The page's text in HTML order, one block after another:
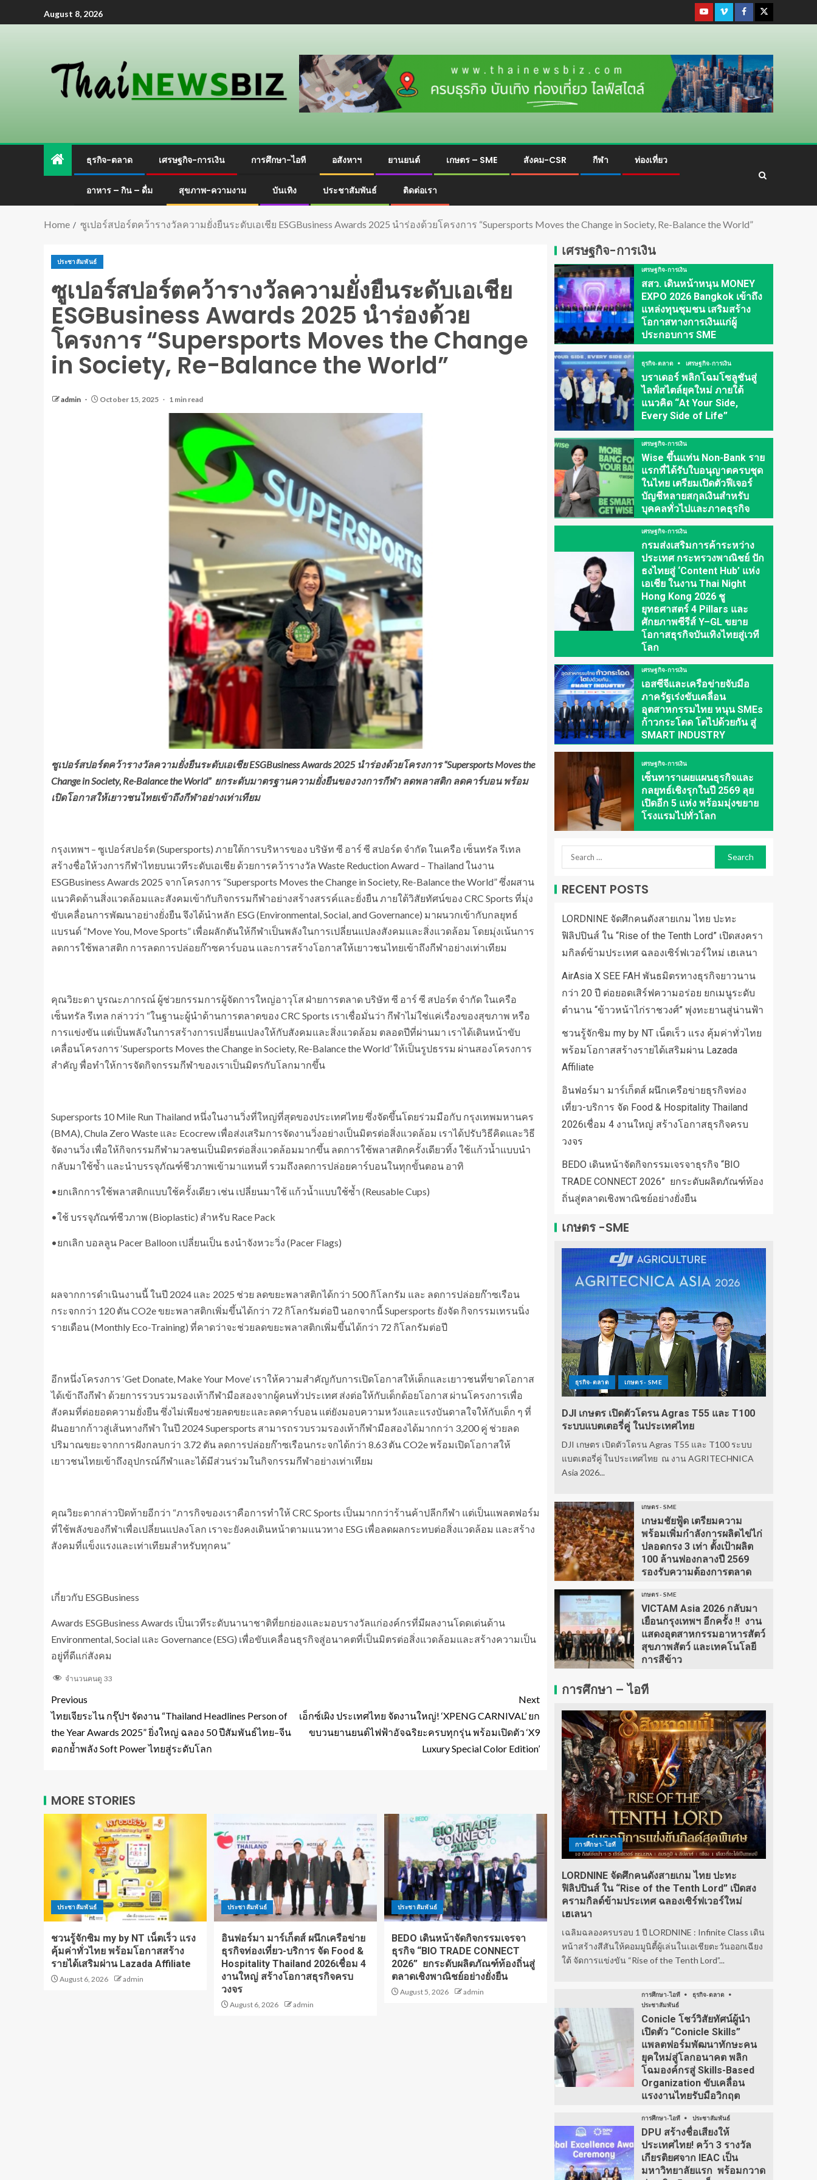
August 8, 2026
ธุรกิจ-ตลาด เศรษฐกิจ-การเงิน การศึกษา-ไอที อสังหาฯ ยานยนต์ เกษตร – SME สังคม-CSR กีฬา ท่องเที่ยว
อาหาร – กิน – ดื่ม สุขภาพ-ความงาม บันเทิง ประชาสัมพันธ์ ติดต่อเรา
Home ซูเปอร์สปอร์ตคว้ารางวัลความยั่งยืนระดับเอเชีย ESGBusiness Awards 2025 นำร่องด้วยโครงการ “Supersports Moves the Change in Society, Re-Balance the World”
ประชาสัมพันธ์
ซูเปอร์สปอร์ตคว้ารางวัลความยั่งยืนระดับเอเชีย
ESGBusiness Awards 2025 นำร่องด้วย
โครงการ “Supersports Moves the Change
in Society, Re-Balance the World”
admin October 15, 2025 1 min read
ซูเปอร์สปอร์ตคว้ารางวัลความยั่งยืนระดับเอเชีย ESGBusiness Awards 2025 นำร่องด้วยโครงการ “Supersports Moves the
Change in Society, Re-Balance the World” ยกระดับมาตรฐานความยั่งยืนของวงการกีฬา ลดพลาสติก ลดคาร์บอน พร้อม
เปิดโอกาสให้เยาวชนไทยเข้าถึงกีฬาอย่างเท่าเทียม
กรุงเทพฯ – ซูเปอร์สปอร์ต (Supersports) ภายใต้การบริหารของ บริษัท ซี อาร์ ซี สปอร์ต จำกัด ในเครือ เซ็นทรัล รีเทล
สร้างชื่อให้วงการกีฬาไทยบนเวทีระดับเอเชีย ด้วยการคว้ารางวัล Waste Reduction Award – Thailand ในงาน
ESGBusiness Awards 2025 จากโครงการ “Supersports Moves the Change in Society, Re-Balance the World” ซึ่งผสาน
แนวคิดด้านสิ่งแวดล้อมและสังคมเข้ากับกิจกรรมกีฬาอย่างสร้างสรรค์และยั่งยืน ภายใต้วิสัยทัศน์ของ CRC Sports ที่มุ่ง
ขับเคลื่อนการพัฒนาอย่างยั่งยืน จึงได้นำหลัก ESG (Environmental, Social, and Governance) มาผนวกเข้ากับกลยุทธ์
แบรนด์ “Move You, Move Sports” เพื่อผลักดันให้กีฬาเป็นพลังในการเปลี่ยนแปลงสังคมและสิ่งแวดล้อม โดยมุ่งเน้นการ
ลดการใช้พลาสติก การลดการปล่อยก๊าซคาร์บอน และการสร้างโอกาสให้เยาวชนไทยเข้าถึงกีฬาอย่างเท่าเทียม
คุณวิยะดา บูรณะภากรณ์ ผู้ช่วยกรรมการผู้จัดการใหญ่อาวุโส ฝ่ายการตลาด บริษัท ซี อาร์ ซี สปอร์ต จำกัด ในเครือ
เซ็นทรัล รีเทล กล่าวว่า “ในฐานะผู้นำด้านการตลาดของ CRC Sports เราเชื่อมั่นว่า กีฬาไม่ใช่แค่เรื่องของสุขภาพ หรือ
การแข่งขัน แต่เป็นพลังในการสร้างการเปลี่ยนแปลงให้กับสังคมและสิ่งแวดล้อม ตลอดปีที่ผ่านมา เราได้เดินหน้าขับ
เคลื่อนโครงการ ‘Supersports Moves the Change in Society, Re-Balance the World’ ให้เป็นรูปธรรม ผ่านสองโครงการ
สำคัญ พื่อทำให้การจัดกิจกรรมกีฬาของเราเป็นมิตรกับโลกมากขึ้น
Supersports 10 Mile Run Thailand หนึ่งในงานวิ่งที่ใหญ่ที่สุดของประเทศไทย ซึ่งจัดขึ้นโดยร่วมมือกับ กรุงเทพมหานคร
(BMA), Chula Zero Waste และ Ecocrew เพื่อส่งเสริมการจัดงานวิ่งอย่างเป็นมิตรต่อสิ่งแวดล้อม เราได้ปรับวิธีคิดและวิธี
จัดงานวิ่ง เพื่อให้กิจกรรมกีฬามวลชนเป็นมิตรต่อสิ่งแวดล้อมมากขึ้น ลดการใช้พลาสติกครั้งเดียวทิ้ง ใช้แก้วน้ำแบบนำ
กลับมาใช้ซ้ำ และนำบรรจุภัณฑ์ชีวภาพเข้ามาแทนที่ รวมถึงลดการปล่อยคาร์บอนในทุกขั้นตอน อาทิ
•​ยกเลิกการใช้พลาสติกแบบใช้ครั้งเดียว เช่น เปลี่ยนมาใช้ แก้วน้ำแบบใช้ซ้ำ (Reusable Cups)
•​ใช้ บรรจุภัณฑ์ชีวภาพ (Bioplastic) สำหรับ Race Pack
•​ยกเลิก บอลลูน Pacer Balloon เปลี่ยนเป็น ธงนำจังหวะวิ่ง (Pacer Flags)
ผลจากการดำเนินงานนี้ ในปี 2024 และ 2025 ช่วย ลดขยะพลาสติกได้กว่า 500 กิโลกรัม และ ลดการปล่อยก๊าซเรือน
กระจกกว่า 120 ตัน CO2e ขยะพลาสติกเพิ่มขึ้นได้กว่า 72 กิโลกรัมต่อปี นอกจากนี้ Supersports ยังจัด กิจกรรมเทรนนิ่ง
รายเดือน (Monthly Eco-Training) ที่คาดว่าจะช่วยลดขยะพลาสติกเพิ่มขึ้นได้กว่า 72 กิโลกรัมต่อปี
อีกหนึ่งโครงการ ‘Get Donate, Make Your Move’ เราให้ความสำคัญกับการเปิดโอกาสให้เด็กและเยาวชนที่ขาดโอกาส
ได้เข้าถึงกีฬา ด้วยการรวบรวมรองเท้ากีฬามือสองจากผู้คนทั่วประเทศ ส่งต่อให้กับเด็กด้อยโอกาส ผ่านโครงการเพื่อ
สังคมที่ต่อยอดความยั่งยืน ซึ่งไม่เพียงช่วยลดขยะและลดคาร์บอน แต่ยังมอบความหวังและแรงบันดาลใจให้กับเด็ก ๆ ที่
ฝันอยากก้าวสู่เส้นทางกีฬา ในปี 2024 Supersports สามารถรวบรวมรองเท้ากีฬามือสองได้มากกว่า 3,200 คู่ ช่วยลด
ปริมาณขยะจากการฝังกลบกว่า 3.72 ตัน ลดการปล่อยก๊าซเรือนกระจกได้กว่า 8.63 ตัน CO2e พร้อมเปิดโอกาสให้
เยาวชนไทยเข้าถึงอุปกรณ์กีฬาและได้มีส่วนร่วมในกิจกรรมกีฬาอย่างเท่าเทียม
คุณวิยะดากล่าวปิดท้ายอีกว่า “ภารกิจของเราคือการทำให้ CRC Sports เป็นมากกว่าร้านค้าปลีกกีฬา แต่เป็นแพลตฟอร์ม
ที่ใช้พลังของกีฬาเพื่อเปลี่ยนแปลงโลก เราจะยังคงเดินหน้าตามแนวทาง ESG เพื่อลดผลกระทบต่อสิ่งแวดล้อม และสร้าง
สังคมที่แข็งแรงและเท่าเทียมสำหรับทุกคน”
เกี่ยวกับ ESGBusiness
Awards ESGBusiness Awards เป็นเวทีระดับนานาชาติที่ยกย่องและมอบรางวัลแก่องค์กรที่มีผลงานโดดเด่นด้าน
Environmental, Social และ Governance (ESG) เพื่อขับเคลื่อนธุรกิจสู่อนาคตที่เป็นมิตรต่อสิ่งแวดล้อมและสร้างความเป็น
อยู่ที่ดีแก่สังคม
จำนวนคนดู 33
Previous
ไทยเจียระไน กรุ๊ปฯ จัดงาน “Thailand Headlines Person of
the Year Awards 2025” ยิ่งใหญ่ ฉลอง 50 ปีสัมพันธ์ไทย–จีน
ตอกย้ำพลัง Soft Power ไทยสู่ระดับโลก
Next
เอ็กซ์เผิง ประเทศไทย จัดงานใหญ่! ‘XPENG CARNIVAL’ ยก
ขบวนยานยนต์ไฟฟ้าอัจฉริยะครบทุกรุ่น พร้อมเปิดตัว ‘X9
Luxury Special Color Edition’
MORE STORIES
ประชาสัมพันธ์
ชวนรู้จักซิม my by NT เน็ตเร็ว แรง
คุ้มค่าทั่วไทย พร้อมโอกาสสร้าง
รายได้เสริมผ่าน Lazada Affiliate
August 6, 2026 admin
ประชาสัมพันธ์
อินฟอร์มา มาร์เก็ตส์ ผนึกเครือข่าย
ธุรกิจท่องเที่ยว-บริการ จัด Food &
Hospitality Thailand 2026เชื่อม 4
งานใหญ่ สร้างโอกาสธุรกิจครบ
วงจร
August 6, 2026 admin
ประชาสัมพันธ์
BEDO เดินหน้าจัดกิจกรรมเจรจา
ธุรกิจ “BIO TRADE CONNECT
2026” ยกระดับผลิตภัณฑ์ท้องถิ่นสู่
ตลาดเชิงพาณิชย์อย่างยั่งยืน
August 5, 2026 admin
เศรษฐกิจ-การเงิน
เศรษฐกิจ-การเงิน
สสว. เดินหน้าหนุน MONEY
EXPO 2026 Bangkok เข้าถึง
แหล่งทุนชุมชน เสริมสร้าง
โอกาสทางการเงินแก่ผู้
ประกอบการ SME
ธุรกิจ-ตลาด เศรษฐกิจ-การเงิน
บราเดอร์ พลิกโฉมโซลูชันสู่
ไลฟ์สไตล์ยุคใหม่ ภายใต้
แนวคิด “At Your Side,
Every Side of Life”
เศรษฐกิจ-การเงิน
Wise ขึ้นแท่น Non-Bank ราย
แรกที่ได้รับใบอนุญาตครบชุด
ในไทย เตรียมเปิดตัวฟีเจอร์
บัญชีหลายสกุลเงินสำหรับ
บุคคลทั่วไปและภาคธุรกิจ
เศรษฐกิจ-การเงิน
กรมส่งเสริมการค้าระหว่าง
ประเทศ กระทรวงพาณิชย์ ปัก
ธงไทยสู่ ‘Content Hub’ แห่ง
เอเชีย ในงาน Thai Night
Hong Kong 2026 ชู
ยุทธศาสตร์ 4 Pillars และ
ศักยภาพซีรีส์ Y–GL ขยาย
โอกาสธุรกิจบันเทิงไทยสู่เวที
โลก
เศรษฐกิจ-การเงิน
เอสซีจีและเครือข่ายจับมือ
ภาครัฐเร่งขับเคลื่อน
อุตสาหกรรมไทย หนุน SMEs
ก้าวกระโดด โตไปด้วยกัน สู่
SMART INDUSTRY
เศรษฐกิจ-การเงิน
เซ็นทาราเผยแผนธุรกิจและ
กลยุทธ์เชิงรุกในปี 2569 ลุย
เปิดอีก 5 แห่ง พร้อมมุ่งขยาย
โรงแรมไปทั่วโลก
RECENT POSTS
LORDNINE จัดศึกคนดังสายเกม ไทย ปะทะ
ฟิลิปปินส์ ใน “Rise of the Tenth Lord” เปิดสงครา
มกิลด์ข้ามประเทศ ฉลองเซิร์ฟเวอร์ใหม่ เฮเลนา
AirAsia X SEE FAH พันธมิตรทางธุรกิจยาวนาน
กว่า 20 ปี ต่อยอดเสิร์ฟความอร่อย ยกเมนูระดับ
ตำนาน “ข้าวหน้าไก่ราชวงศ์” พุ่งทะยานสู่น่านฟ้า
ชวนรู้จักซิม my by NT เน็ตเร็ว แรง คุ้มค่าทั่วไทย
พร้อมโอกาสสร้างรายได้เสริมผ่าน Lazada
Affiliate
อินฟอร์มา มาร์เก็ตส์ ผนึกเครือข่ายธุรกิจท่อง
เที่ยว-บริการ จัด Food & Hospitality Thailand
2026เชื่อม 4 งานใหญ่ สร้างโอกาสธุรกิจครบ
วงจร
BEDO เดินหน้าจัดกิจกรรมเจรจาธุรกิจ “BIO
TRADE CONNECT 2026” ยกระดับผลิตภัณฑ์ท้อง
ถิ่นสู่ตลาดเชิงพาณิชย์อย่างยั่งยืน
เกษตร -SME
ธุรกิจ-ตลาด เกษตร - SME
DJI เกษตร เปิดตัวโดรน Agras T55 และ T100
ระบบแบตเตอรี่คู่ ในประเทศไทย
DJI เกษตร เปิดตัวโดรน Agras T55 และ T100 ระบบ
แบตเตอรี่คู่ ในประเทศไทย ณ งาน AGRITECHNICA
Asia 2026...
เกษตร - SME
เกษมชัยฟู้ด เตรียมความ
พร้อมเพิ่มกำลังการผลิตไข่ไก่
ปลอดกรง 3 เท่า ตั้งเป้าผลิต
100 ล้านฟองกลางปี 2569
รองรับความต้องการตลาด
เกษตร - SME
VICTAM Asia 2026 กลับมา
เยือนกรุงเทพฯ อีกครั้ง !! งาน
แสดงอุตสาหกรรมอาหารสัตว์
สุขภาพสัตว์ และเทคโนโลยี
การสีข้าว
การศึกษา – ไอที
การศึกษา-ไอที
LORDNINE จัดศึกคนดังสายเกม ไทย ปะทะ
ฟิลิปปินส์ ใน “Rise of the Tenth Lord” เปิดสง
ครามกิลด์ข้ามประเทศ ฉลองเซิร์ฟเวอร์ใหม่
เฮเลนา
เฉลิมฉลองครบรอบ 1 ปี LORDNINE : Infinite Class เดิน
หน้าสร้างสีสันให้คอมมูนิตี้ผู้เล่นในเอเชียตะวันออกเฉียง
ใต้ จัดการแข่งขัน “Rise of the Tenth Lord”...
การศึกษา-ไอที
ธุรกิจ-ตลาด
ประชาสัมพันธ์
Conicle โชว์วิสัยทัศน์ผู้นำ
เปิดตัว “Conicle Skills”
แพลตฟอร์มพัฒนาทักษะคน
ยุคใหม่สู่โลกอนาคต พลิก
โฉมองค์กรสู่ Skills-Based
Organization ขับเคลื่อน
แรงงานไทยรับมือวิกฤต
การศึกษา-ไอที ประชาสัมพันธ์
DPU สร้างชื่อเสียงให้
ประเทศไทย! คว้า 3 รางวัล
เกียรติยศจาก IEAC เป็น
มหาวิทยาลัยแรก พร้อมกวาด